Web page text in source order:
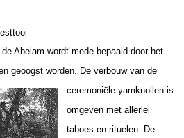
Abelam wordt mede bepaald door het
geoogst worden. De verbouw van de
ceremoniële yamknollen is
omgeven met allerlei
taboes en rituelen. De